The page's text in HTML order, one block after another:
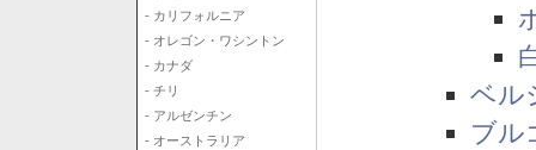
- カリフォルニア
- オレゴン・ワシントン
- カナダ
- チリ
- アルゼンチン
- オーストラリア
ベル
ブル